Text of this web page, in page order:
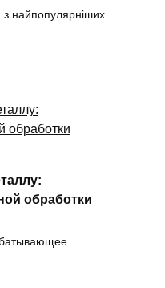
з найпопулярніших
обработки